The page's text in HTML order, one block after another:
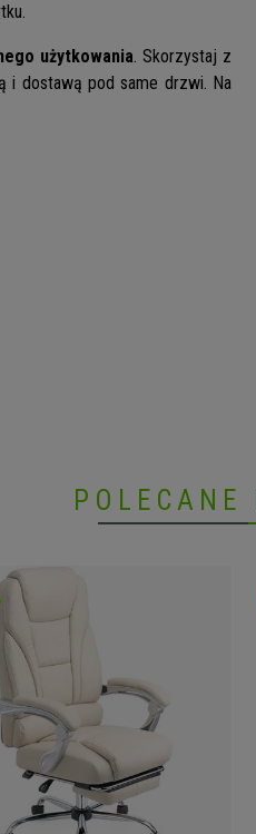
użytkowania. Skorzystaj z
i dostawą pod same drzwi. Na
POLECANE